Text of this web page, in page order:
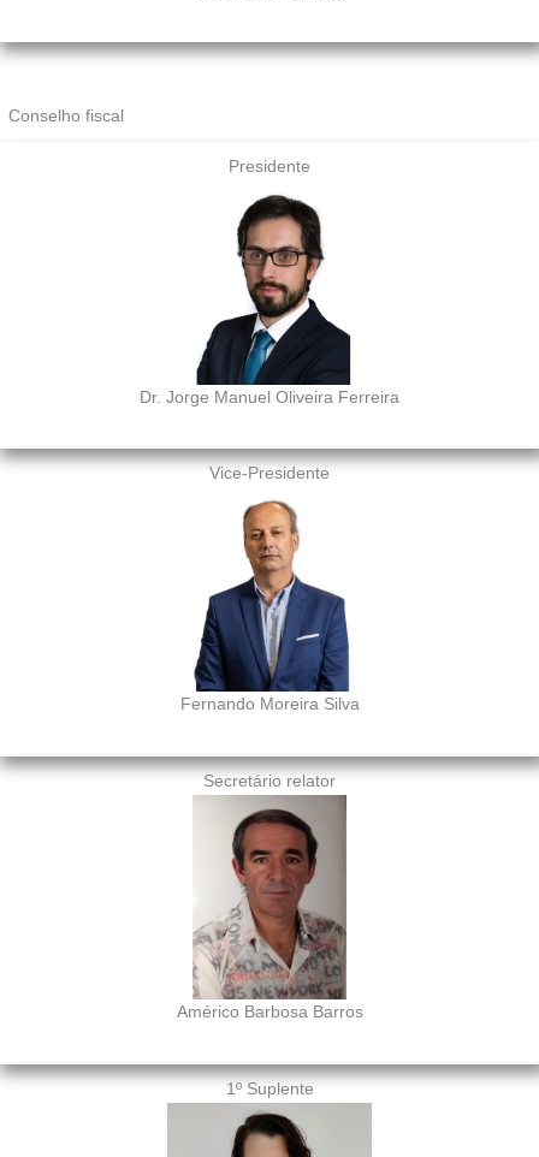
Conselho fiscal
Presidente
Dr. Jorge Manuel Oliveira Ferreira
Vice-Presidente
Fernando Moreira Silva
Secretário relator
Américo Barbosa Barros
1º Suplente